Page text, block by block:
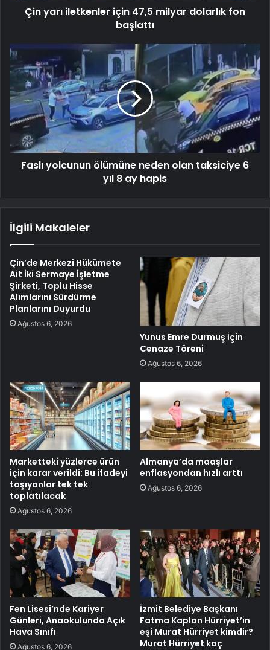
Çin yarı iletkenler için 47,5 milyar dolarlık fon
başlattı
Faslı yolcunun ölümüne neden olan taksiciye 6
yıl 8 ay hapis
İlgili Makaleler
Çin’de Merkezi Hükümete
Ait İki Sermaye İşletme
Şirketi, Toplu Hisse
Alımlarını Sürdürme
Planlarını Duyurdu
Ağustos 6, 2026
Yunus Emre Durmuş İçin
Cenaze Töreni
Ağustos 6, 2026
Marketteki yüzlerce ürün
için karar verildi: Bu ifadeyi
taşıyanlar tek tek
toplatılacak
Ağustos 6, 2026
Almanya’da maaşlar
enflasyondan hızlı arttı
Ağustos 6, 2026
Fen Lisesi’nde Kariyer
Günleri, Anaokulunda Açık
Hava Sınıfı
Ağustos 6, 2026
İzmit Belediye Başkanı
Fatma Kaplan Hürriyet’in
eşi Murat Hürriyet kimdir?
Murat Hürriyet kaç